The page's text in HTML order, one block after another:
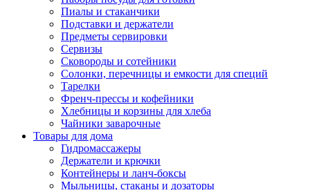
Пиалы и стаканчики
Подставки и держатели
Предметы сервировки
Сервизы
Сковороды и сотейники
Солонки, перечницы и емкости для специй
Тарелки
Френч-прессы и кофейники
Хлебницы и корзины для хлеба
Чайники заварочные
Товары для дома
Гидромассажеры
Держатели и крючки
Контейнеры и ланч-боксы
Мыльницы, стаканы и дозаторы